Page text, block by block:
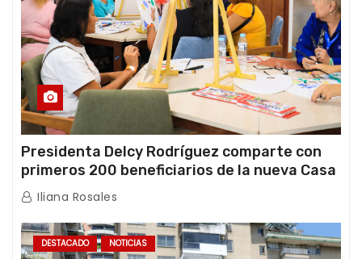
Presidenta Delcy Rodríguez comparte con
primeros 200 beneficiarios de la nueva Casa
de los Abuelos “La Primavera” en Caracas
Iliana Rosales
DESTACADO NOTICIAS